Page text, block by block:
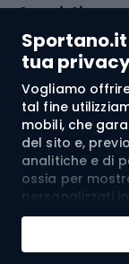
tua
Vogliamo
tal fine
mobili, che
del sito e,
analitiche e di
ossia per
personalizzati
l’efficacia. I
mobili
pubblicitarie
Acquisti
Servizio
Regolamento
Chi siamo